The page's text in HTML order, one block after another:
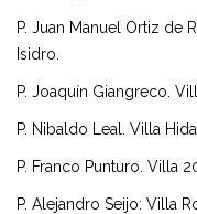
P. Juan Manuel Ortiz de
Isidro.
P. Joaquín Giangreco.
P. Nibaldo Leal. Villa
P. Franco Punturo. Villa
P. Alejandro Seijo: Villa